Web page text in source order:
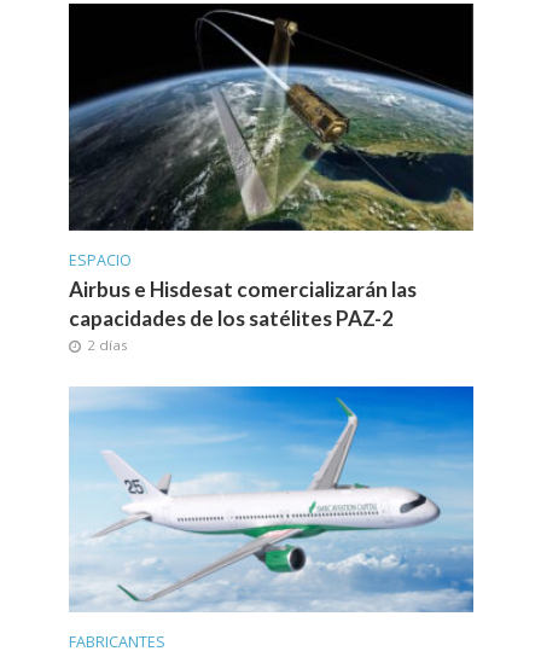
ESPACIO
Airbus e Hisdesat comercializarán las
capacidades de los satélites PAZ-2
2 días
FABRICANTES